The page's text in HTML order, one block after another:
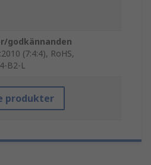
godkännanden
(7:4:4), RoHS,
B2-L
produkter